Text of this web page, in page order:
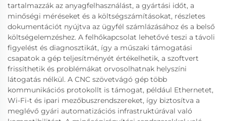
tartalmazzák az anyagfelhasználást, a gyártási időt, a
minőségi méréseket és a költségszámításokat, részletes
dokumentációt nyújtva az ügyfél számlázásához és a belső
költségelemzéshez. A felhőkapcsolat lehetővé teszi a távoli
figyelést és diagnosztikát, így a műszaki támogatási
csapatok a gép teljesítményét értékelhetik, a szoftvert
frissíthetik és problémákat orvosolhatnak helyszíni
látogatás nélkül. A CNC szövetvágó gép több
kommunikációs protokollt is támogat, például Ethernetet,
Wi-Fi-t és ipari mezőbuszrendszereket, így biztosítva a
meglévő gyári automatizációs infrastruktúrával való